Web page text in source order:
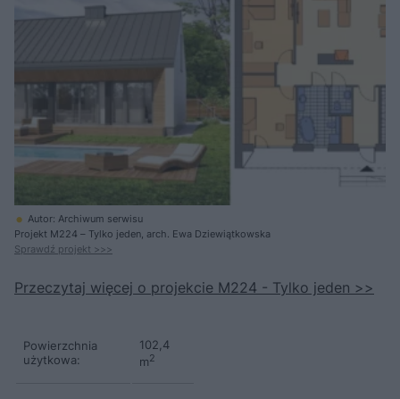
Autor: Archiwum serwisu
Projekt M224 – Tylko jeden, arch. Ewa Dziewiątkowska
Sprawdź projekt >>>
Przeczytaj więcej o projekcie M224 - Tylko jeden >>
Powierzchnia
użytkowa:
102,4
m2